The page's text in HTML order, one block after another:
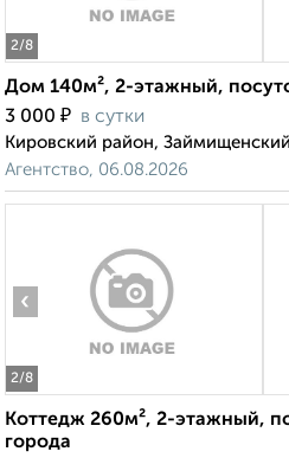
2/8
Дом 140м², 2-этажный,
3 000 ₽ в сутки
Кировский район,
Агентство, 06.08.2026
2/8
‹
Коттедж 260м², 2-этажный,
города